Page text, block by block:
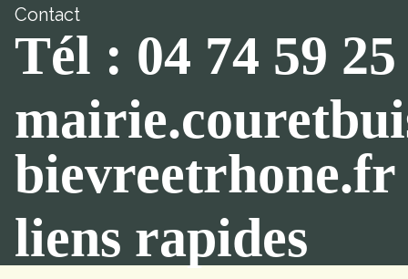
Contact
Tél : 04 74 59 25
bievreetrhone.fr
liens rapides